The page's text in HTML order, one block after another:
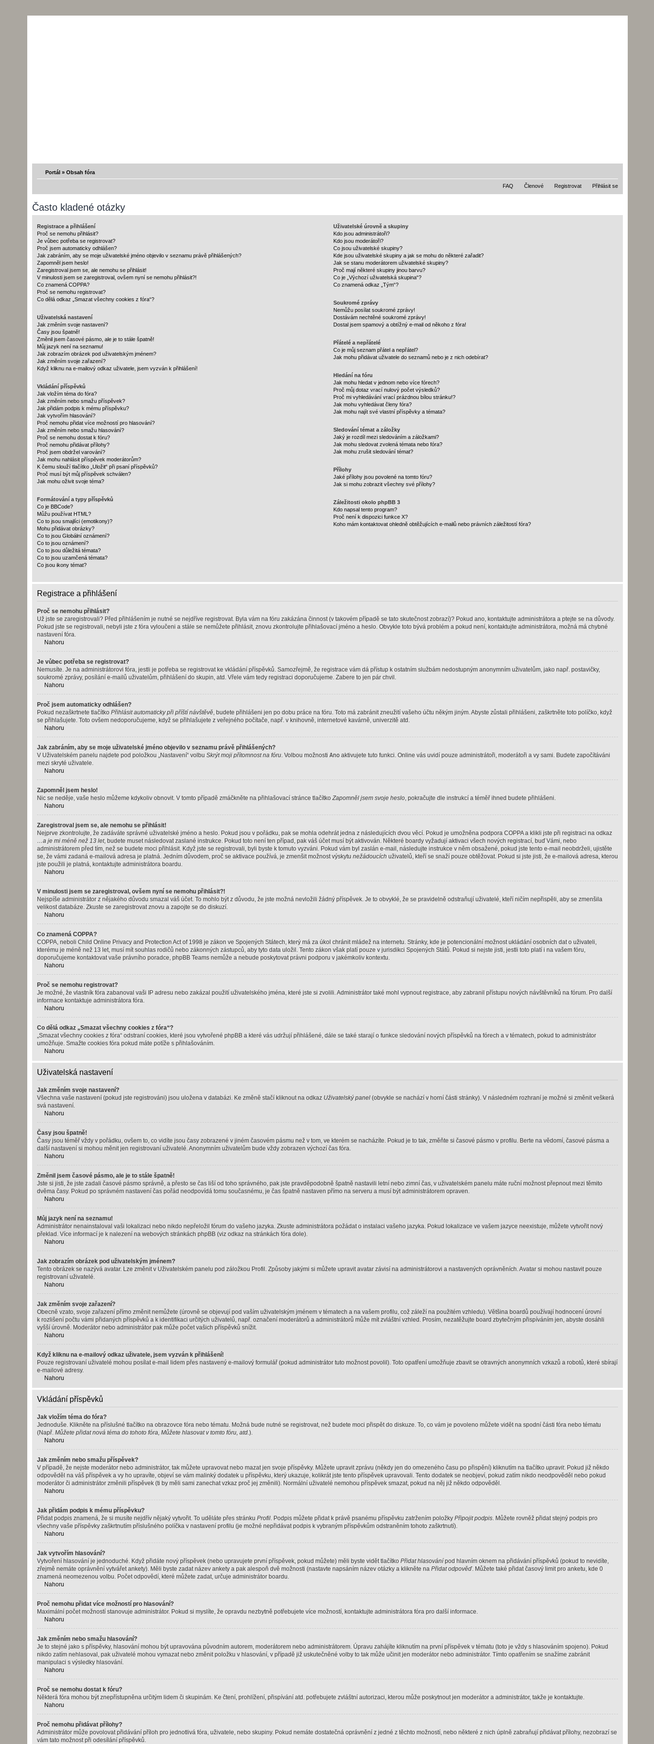
Portál» Obsah fóra
FAQ Členové Registrovat Přihlásit se
Často kladené otázky
Registrace a přihlášení
Proč se nemohu přihlásit?
Je vůbec potřeba se registrovat?
Proč jsem automaticky odhlášen?
Jak zabráním, aby se moje uživatelské jméno objevilo v seznamu právě přihlášených?
Zapomněl jsem heslo!
Zaregistroval jsem se, ale nemohu se přihlásit!
V minulosti jsem se zaregistroval, ovšem nyní se nemohu přihlásit?!
Co znamená COPPA?
Proč se nemohu registrovat?
Co dělá odkaz „Smazat všechny cookies z fóra“?
Uživatelská nastavení
Jak změním svoje nastavení?
Časy jsou špatně!
Změnil jsem časové pásmo, ale je to stále špatně!
Můj jazyk není na seznamu!
Jak zobrazím obrázek pod uživatelským jménem?
Jak změním svoje zařazení?
Když kliknu na e-mailový odkaz uživatele, jsem vyzván k přihlášení!
Vkládání příspěvků
Jak vložím téma do fóra?
Jak změním nebo smažu příspěvek?
Jak přidám podpis k mému příspěvku?
Jak vytvořím hlasování?
Proč nemohu přidat více možností pro hlasování?
Jak změním nebo smažu hlasování?
Proč se nemohu dostat k fóru?
Proč nemohu přidávat přílohy?
Proč jsem obdržel varování?
Jak mohu nahlásit příspěvek moderátorům?
K čemu slouží tlačítko „Uložit“ při psaní příspěvků?
Proč musí být můj příspěvek schválen?
Jak mohu oživit svoje téma?
Formátování a typy příspěvků
Co je BBCode?
Můžu používat HTML?
Co to jsou smajlíci (emotikony)?
Mohu přidávat obrázky?
Co to jsou Globální oznámení?
Co to jsou oznámení?
Co to jsou důležitá témata?
Co to jsou uzamčená témata?
Co jsou ikony témat?
Uživatelské úrovně a skupiny
Kdo jsou administrátoři?
Kdo jsou moderátoři?
Co jsou uživatelské skupiny?
Kde jsou uživatelské skupiny a jak se mohu do některé zařadit?
Jak se stanu moderátorem uživatelské skupiny?
Proč mají některé skupiny jinou barvu?
Co je „Výchozí uživatelská skupina“?
Co znamená odkaz „Tým“?
Soukromé zprávy
Nemůžu posílat soukromé zprávy!
Dostávám nechtěné soukromé zprávy!
Dostal jsem spamový a obtížný e-mail od někoho z fóra!
Přátelé a nepřátelé
Co je můj seznam přátel a nepřátel?
Jak mohu přidávat uživatele do seznamů nebo je z nich odebírat?
Hledání na fóru
Jak mohu hledat v jednom nebo více fórech?
Proč můj dotaz vrací nulový počet výsledků?
Proč mi vyhledávání vrací prázdnou bílou stránku!?
Jak mohu vyhledávat členy fóra?
Jak mohu najít své vlastní příspěvky a témata?
Sledování témat a záložky
Jaký je rozdíl mezi sledováním a záložkami?
Jak mohu sledovat zvolená témata nebo fóra?
Jak mohu zrušit sledování témat?
Přílohy
Jaké přílohy jsou povolené na tomto fóru?
Jak si mohu zobrazit všechny své přílohy?
Záležitosti okolo phpBB 3
Kdo napsal tento program?
Proč není k dispozici funkce X?
Koho mám kontaktovat ohledně obtěžujících e-mailů nebo právních záležitostí fóra?
Registrace a přihlášení
Proč se nemohu přihlásit?
Už jste se zaregistrovali? Před přihlášením je nutné se nejdříve registrovat. Byla vám na fóru zakázána činnost (v takovém případě se tato skutečnost zobrazí)? Pokud ano, kontaktujte administrátora a ptejte se na důvody.
Pokud jste se registrovali, nebyli jste z fóra vyloučeni a stále se nemůžete přihlásit, znovu zkontrolujte přihlašovací jméno a heslo. Obvykle toto bývá problém a pokud není, kontaktujte administrátora, možná má chybné
nastavení fóra.
Nahoru
Je vůbec potřeba se registrovat?
Nemusíte. Je na administrátorovi fóra, jestli je potřeba se registrovat ke vkládání příspěvků. Samozřejmě, že registrace vám dá přístup k ostatním službám nedostupným anonymním uživatelům, jako např. postavičky,
soukromé zprávy, posílání e-mailů uživatelům, přihlášení do skupin, atd. Vřele vám tedy registraci doporučujeme. Zabere to jen pár chvil.
Nahoru
Proč jsem automaticky odhlášen?
Pokud nezaškrtnete tlačítko Přihlásit automaticky při příští návštěvě, budete přihlášeni jen po dobu práce na fóru. Toto má zabránit zneužití vašeho účtu někým jiným. Abyste zůstali přihlášeni, zaškrtněte toto políčko, když
se přihlašujete. Toto ovšem nedoporučujeme, když se přihlašujete z veřejného počítače, např. v knihovně, internetové kavárně, univerzitě atd.
Nahoru
Jak zabráním, aby se moje uživatelské jméno objevilo v seznamu právě přihlášených?
V Uživatelském panelu najdete pod položkou „Nastavení“ volbu Skrýt moji přítomnost na fóru. Volbou možnosti Anoaktivujete tuto funkci. Online vás uvidí pouze administrátoři, moderátoři a vy sami. Budete započítáváni
mezi skryté uživatele.
Nahoru
Zapomněl jsem heslo!
Nic se neděje, vaše heslo můžeme kdykoliv obnovit. V tomto případě zmáčkněte na přihlašovací stránce tlačítkoZapomněl jsem svoje heslo, pokračujte dle instrukcí a téměř ihned budete přihlášeni.
Nahoru
Zaregistroval jsem se, ale nemohu se přihlásit!
Nejprve zkontrolujte, že zadáváte správné uživatelské jméno a heslo. Pokud jsou v pořádku, pak se mohla odehrát jedna z následujících dvou věcí. Pokud je umožněna podpora COPPA a klikli jste při registraci na odkaz
…a je mi méně než 13 let, budete muset následovat zaslané instrukce. Pokud toto není ten případ, pak váš účet musí být aktivován. Některé boardy vyžadují aktivaci všech nových registrací, buď Vámi, nebo
administrátorem před tím, než se budete moci přihlásit. Když jste se registrovali, byli byste k tomuto vyzváni. Pokud vám byl zaslán e-mail, následujte instrukce v něm obsažené, pokud jste tento e-mail neobdrželi, ujistěte
se, že vámi zadaná e-mailová adresa je platná. Jedním důvodem, proč se aktivace používá, je zmenšit možnost výskytu nežádoucích uživatelů, kteří se snaží pouze obtěžovat. Pokud si jste jisti, že e-mailová adresa, kterou
jste použili je platná, kontaktujte administrátora boardu.
Nahoru
V minulosti jsem se zaregistroval, ovšem nyní se nemohu přihlásit?!
Nejspíše administrátor z nějakého důvodu smazal váš účet. To mohlo být z důvodu, že jste možná nevložili žádný příspěvek. Je to obvyklé, že se pravidelně odstraňují uživatelé, kteří ničím nepřispěli, aby se zmenšila
velikost databáze. Zkuste se zaregistrovat znovu a zapojte se do diskuzí.
Nahoru
Co znamená COPPA?
COPPA, neboli Child Online Privacy and Protection Act of 1998 je zákon ve Spojených Státech, který má za úkol chránit mládež na internetu. Stránky, kde je potencionální možnost ukládání osobních dat o uživateli,
kterému je méně než 13 let, musí mít souhlas rodičů nebo zákonných zástupců, aby tyto data uložil. Tento zákon však platí pouze v jurisdikci Spojených Států. Pokud si nejste jisti, jestli toto platí i na vašem fóru,
doporučujeme kontaktovat vaše právního poradce, phpBB Teams nemůže a nebude poskytovat právni podporu v jakémkoliv kontextu.
Nahoru
Proč se nemohu registrovat?
Je možné, že vlastník fóra zabanoval vaši IP adresu nebo zakázal použití uživatelského jména, které jste si zvolili. Administrátor také mohl vypnout registrace, aby zabranil přístupu nových návštěvníků na fórum. Pro další
informace kontaktuje administrátora fóra.
Nahoru
Co dělá odkaz „Smazat všechny cookies z fóra“?
„Smazat všechny cookies z fóra“ odstraní cookies, které jsou vytvořené phpBB a které vás udržují přihlášené, dále se také starají o funkce sledování nových příspěvků na fórech a v tématech, pokud to administrátor
umožňuje. Smažte cookies fóra pokud máte potíže s přihlašováním.
Nahoru
Uživatelská nastavení
Jak změním svoje nastavení?
Všechna vaše nastavení (pokud jste registrováni) jsou uložena v databázi. Ke změně stačí kliknout na odkaz Uživatelský panel(obvykle se nachází v horní části stránky). V následném rozhraní je možné si změnit veškerá
svá nastavení.
Nahoru
Časy jsou špatně!
Časy jsou téměř vždy v pořádku, ovšem to, co vidíte jsou časy zobrazené v jiném časovém pásmu než v tom, ve kterém se nacházíte. Pokud je to tak, změňte si časové pásmo v profilu. Berte na vědomí, časové pásma a
další nastavení si mohou měnit jen registrovaní uživatelé. Anonymním uživatelům bude vždy zobrazen výchozí čas fóra.
Nahoru
Změnil jsem časové pásmo, ale je to stále špatně!
Jste si jisti, že jste zadali časové pásmo správně, a přesto se čas liší od toho správného, pak jste pravděpodobně špatně nastavili letní nebo zimní čas, v uživatelském panelu máte ruční možnost přepnout mezi těmito
dvěma časy. Pokud po správném nastavení čas pořád neodpovídá tomu současnému, je čas špatně nastaven přímo na serveru a musí být administrátorem opraven.
Nahoru
Můj jazyk není na seznamu!
Administrátor nenainstaloval vaši lokalizaci nebo nikdo nepřeložil fórum do vašeho jazyka. Zkuste administrátora požádat o instalaci vašeho jazyka. Pokud lokalizace ve vašem jazyce neexistuje, můžete vytvořit nový
překlad. Více informací je k nalezení na webových stránkách phpBB (viz odkaz na stránkách fóra dole).
Nahoru
Jak zobrazím obrázek pod uživatelským jménem?
Tento obrázek se nazývá avatar. Lze změnit v Uživatelském panelu pod záložkou Profil. Způsoby jakými si můžete upravit avatar závisí na administrátorovi a nastavených oprávněních. Avatar si mohou nastavit pouze
registrovaní uživatelé.
Nahoru
Jak změním svoje zařazení?
Obecně vzato, svoje zařazení přímo změnit nemůžete (úrovně se objevují pod vaším uživatelským jménem v tématech a na vašem profilu, což záleží na použitém vzhledu). Většina boardů používají hodnocení úrovní
k rozlišení počtu vámi přidaných příspěvků a k identifikaci určitých uživatelů, např. označení moderátorů a administrátorů může mít zvláštní vzhled. Prosím, nezatěžujte board zbytečným přispíváním jen, abyste dosáhli
vyšší úrovně. Moderátor nebo administrátor pak může počet vašich příspěvků snížit.
Nahoru
Když kliknu na e-mailový odkaz uživatele, jsem vyzván k přihlášení!
Pouze registrovaní uživatelé mohou posílat e-mail lidem přes nastavený e-mailový formulář (pokud administrátor tuto možnost povolil). Toto opatření umožňuje zbavit se otravných anonymních vzkazů a robotů, které sbírají
e-mailové adresy.
Nahoru
Vkládání příspěvků
Jak vložím téma do fóra?
Jednoduše. Klikněte na příslušné tlačítko na obrazovce fóra nebo tématu. Možná bude nutné se registrovat, než budete moci přispět do diskuze. To, co vám je povoleno můžete vidět na spodní části fóra nebo tématu
(Např. Můžete přidat nová téma do tohoto fóra, Můžete hlasovat v tomto fóru, atd.).
Nahoru
Jak změním nebo smažu příspěvek?
V případě, že nejste moderátor nebo administrátor, tak můžete upravovat nebo mazat jen svoje příspěvky. Můžete upravit zprávu (někdy jen do omezeného času po přispění) kliknutím na tlačítko upravit. Pokud již někdo
odpověděl na váš příspěvek a vy ho upravíte, objeví se vám malinký dodatek u příspěvku, který ukazuje, kolikrát jste tento příspěvek upravovali. Tento dodatek se neobjeví, pokud zatím nikdo neodpověděl nebo pokud
moderátor či administrátor změnili příspěvek (ti by měli sami zanechat vzkaz proč jej změnili). Normální uživatelé nemohou příspěvek smazat, pokud na něj již někdo odpověděl.
Nahoru
Jak přidám podpis k mému příspěvku?
Přidat podpis znamená, že si musíte nejdřív nějaký vytvořit. To uděláte přes stránku Profil. Podpis můžete přidat k právě psanému příspěvku zatržením položky Připojit podpis. Můžete rovněž přidat stejný podpis pro
všechny vaše příspěvky zaškrtnutím příslušného políčka v nastavení profilu (je možné nepřidávat podpis k vybraným příspěvkům odstraněním tohoto zaškrtnutí).
Nahoru
Jak vytvořím hlasování?
Vytvoření hlasování je jednoduché. Když přidáte nový příspěvek (nebo upravujete první příspěvek, pokud můžete) měli byste vidět tlačítko Přidat hlasovánípod hlavním oknem na přidávání příspěvků (pokud to nevidíte,
zřejmě nemáte oprávnění vytvářet ankety). Měli byste zadat název ankety a pak alespoň dvě možnosti (nastavte napsáním název otázky a klikněte na Přidat odpověď. Můžete také přidat časový limit pro anketu, kde 0
znamená neomezenou volbu. Počet odpovědí, které můžete zadat, určuje administrátor boardu.
Nahoru
Proč nemohu přidat více možností pro hlasování?
Maximální počet možností stanovuje administrátor. Pokud si myslíte, že opravdu nezbytně potřebujete více možností, kontaktujte administrátora fóra pro další informace.
Nahoru
Jak změním nebo smažu hlasování?
Je to stejné jako s příspěvky, hlasování mohou být upravována původním autorem, moderátorem nebo administrátorem. Úpravu zahájíte kliknutím na první příspěvek v tématu (toto je vždy s hlasováním spojeno). Pokud
nikdo zatím nehlasoval, pak uživatelé mohou vymazat nebo změnit položku v hlasování, v případě již uskutečněné volby to tak může učinit jen moderátor nebo administrátor. Tímto opatřením se snažíme zabránit
manipulaci s výsledky hlasování.
Nahoru
Proč se nemohu dostat k fóru?
Některá fóra mohou být znepřístupněna určitým lidem či skupinám. Ke čtení, prohlížení, přispívání atd. potřebujete zvláštní autorizaci, kterou může poskytnout jen moderátor a administrátor, takže je kontaktujte.
Nahoru
Proč nemohu přidávat přílohy?
Administrátor může povolovat přidávání příloh pro jednotlivá fóra, uživatele, nebo skupiny. Pokud nemáte dostatečná oprávnění z jedné z těchto možností, nebo některé z nich úplně zabraňují přidávat přílohy, nezobrazí se
vám tato možnost při odesílání příspěvků.